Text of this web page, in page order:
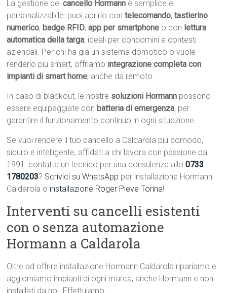
La gestione delcancello Hormann è semplice e
personalizzabile: puoi aprirlo contelecomando,tastierino
numerico, badge RFID,app per smartphone o con lettura
automatica della targa, ideali per condomini e contesti
aziendali. Per chi ha già un sistema domotico o vuole
renderlo più smart, offriamo integrazione completa con
impianti di smart home, anche da remoto.
In caso di blackout, le nostre soluzioni Hormann possono
essere equipaggiate con batteria di emergenza, per
garantire il funzionamento continuo in ogni situazione.
Se vuoi rendere il tuo cancello a Caldarola più comodo,
sicuro e intelligente, affidati a chi lavora con passione dal
1991: contatta un tecnico per una consulenza allo0733
1780203? Scrivici su WhatsApp per installazione Hormann
Caldarola o installazione Roger Pieve Torina!
Interventi su cancelli esistenti
con o senza automazione
Hormann a Caldarola
Oltre ad offrire installazione Hormann Caldarola ripariamo e
aggiorniamo impianti di ogni marca, anche Hormann e non
installati da noi. Effettuiamo: